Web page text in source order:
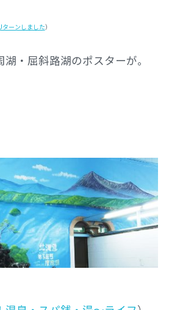
ーンしました）
・屈斜路湖のポスターが。